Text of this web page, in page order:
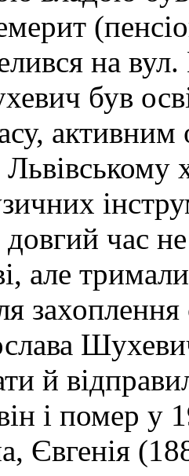
на
був
час
але
й
і помер у
Євгенія